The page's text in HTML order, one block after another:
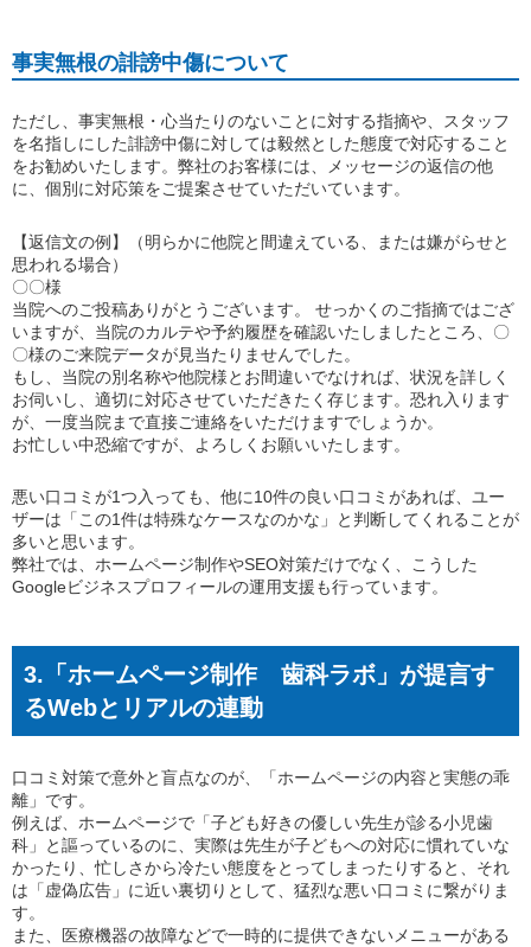
事実無根の誹謗中傷について
ただし、事実無根・心当たりのないことに対する指摘や、スタッフ
を名指しにした誹謗中傷に対しては毅然とした態度で対応すること
をお勧めいたします。弊社のお客様には、メッセージの返信の他
に、個別に対応策をご提案させていただいています。
【返信文の例】（明らかに他院と間違えている、または嫌がらせと
思われる場合）
〇〇様
当院へのご投稿ありがとうございます。 せっかくのご指摘ではござ
いますが、当院のカルテや予約履歴を確認いたしましたところ、〇
〇様のご来院データが見当たりませんでした。
もし、当院の別名称や他院様とお間違いでなければ、状況を詳しく
お伺いし、適切に対応させていただきたく存じます。恐れ入ります
が、一度当院まで直接ご連絡をいただけますでしょうか。
お忙しい中恐縮ですが、よろしくお願いいたします。
悪い口コミが1つ入っても、他に10件の良い口コミがあれば、ユー
ザーは「この1件は特殊なケースなのかな」と判断してくれることが
多いと思います。
弊社では、ホームページ制作やSEO対策だけでなく、こうした
Googleビジネスプロフィールの運用支援も行っています。
3.「ホームページ制作 歯科ラボ」が提言す
るWebとリアルの連動
口コミ対策で意外と盲点なのが、「ホームページの内容と実態の乖
離」です。
例えば、ホームページで「子ども好きの優しい先生が診る小児歯
科」と謳っているのに、実際は先生が子どもへの対応に慣れていな
かったり、忙しさから冷たい態度をとってしまったりすると、それ
は「虚偽広告」に近い裏切りとして、猛烈な悪い口コミに繋がりま
す。
また、医療機器の故障などで一時的に提供できないメニューがある